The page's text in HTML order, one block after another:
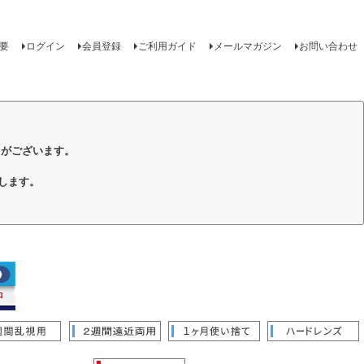
ログイン 会員登録 ご利用ガイド メールマガジン お問い合わせ
ございます。
ます。